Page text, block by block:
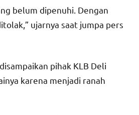
belum dipenuhi. Dengan
ujarnya saat jumpa pers
pihak KLB Deli
karena menjadi ranah